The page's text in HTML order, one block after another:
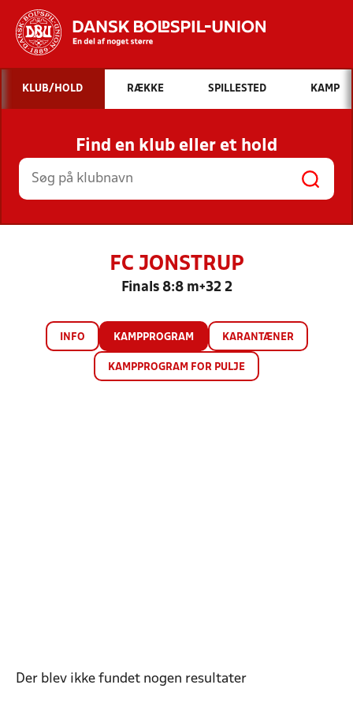
Hvad vil du søge efter?
INDHOLD OG NYHEDER
STILLINGER, RESULTATER, KLUBBER OG
HOLD
KLUB/HOLD RÆKKE SPILLESTED KAMP
Find en klub eller et hold
FC JONSTRUP
Finals 8:8 m+32 2
INFO KAMPPROGRAM KARANTÆNER
KAMPPROGRAM FOR PULJE
Der blev ikke fundet nogen resultater